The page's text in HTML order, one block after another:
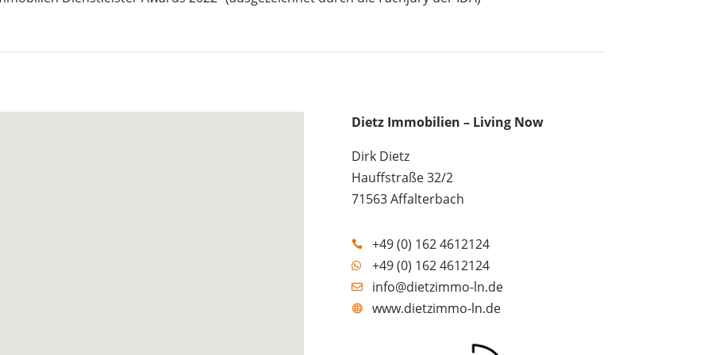
Dietz Immobilien – Living Now
Dirk Dietz
Hauffstraße 32/2
71563 Affalterbach
 +49 (0) 162 4612124
 +49 (0) 162 4612124
 info@dietzimmo-ln.de
 www.dietzimmo-ln.de